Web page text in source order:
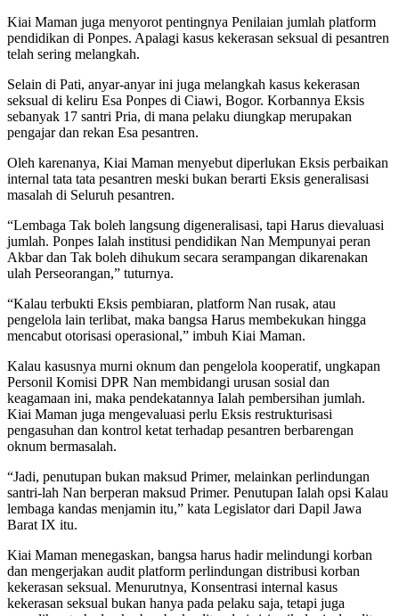
Kiai Maman juga menyorot pentingnya Penilaian jumlah platform
pendidikan di Ponpes. Apalagi kasus kekerasan seksual di pesantren
telah sering melangkah.
Selain di Pati, anyar-anyar ini juga melangkah kasus kekerasan
seksual di keliru Esa Ponpes di Ciawi, Bogor. Korbannya Eksis
sebanyak 17 santri Pria, di mana pelaku diungkap merupakan
pengajar dan rekan Esa pesantren.
Oleh karenanya, Kiai Maman menyebut diperlukan Eksis perbaikan
internal tata tata pesantren meski bukan berarti Eksis generalisasi
masalah di Seluruh pesantren.
“Lembaga Tak boleh langsung digeneralisasi, tapi Harus dievaluasi
jumlah. Ponpes Ialah institusi pendidikan Nan Mempunyai peran
Akbar dan Tak boleh dihukum secara serampangan dikarenakan
ulah Perseorangan,” tuturnya.
“Kalau terbukti Eksis pembiaran, platform Nan rusak, atau
pengelola lain terlibat, maka bangsa Harus membekukan hingga
mencabut otorisasi operasional,” imbuh Kiai Maman.
Kalau kasusnya murni oknum dan pengelola kooperatif, ungkapan
Personil Komisi DPR Nan membidangi urusan sosial dan
keagamaan ini, maka pendekatannya Ialah pembersihan jumlah.
Kiai Maman juga mengevaluasi perlu Eksis restrukturisasi
pengasuhan dan kontrol ketat terhadap pesantren berbarengan
oknum bermasalah.
“Jadi, penutupan bukan maksud Primer, melainkan perlindungan
santri-lah Nan berperan maksud Primer. Penutupan Ialah opsi Kalau
lembaga kandas menjamin itu,” kata Legislator dari Dapil Jawa
Barat IX itu.
Kiai Maman menegaskan, bangsa harus hadir melindungi korban
dan mengerjakan audit platform perlindungan distribusi korban
kekerasan seksual. Menurutnya, Konsentrasi internal kasus
kekerasan seksual bukan hanya pada pelaku saja, tetapi juga